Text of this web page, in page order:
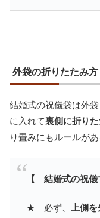
外袋の折りたたみ方
結婚式の祝儀袋は外
に入れて裏側に折り
り畳みにもルールがあ
【 結婚式の祝
★ 必ず、 上側